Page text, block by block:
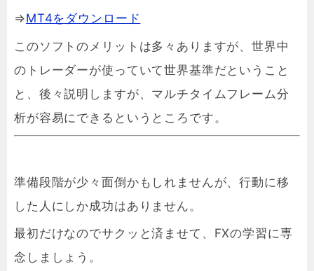
⇒MT4をダウンロード
このソフトのメリットは多々ありますが、世界中
のトレーダーが使っていて世界基準だということ
と、 後々説明しますが、マルチタイムフレーム分
析が容易にできるというところです。
準備段階が少々面倒かもしれませんが、行動に移
した人にしか成功はありません。
最初だけなのでサクッと済ませて、FXの学習に専
念しましょう。